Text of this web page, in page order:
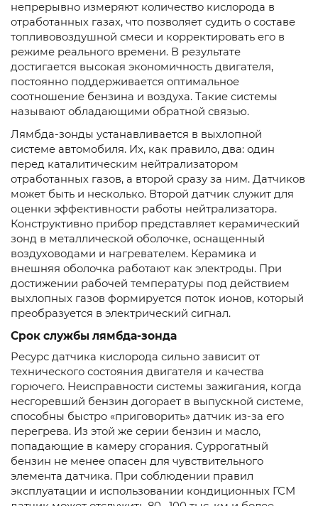
непрерывно измеряют количество кислорода в
отработанных газах, что позволяет судить о составе
топливовоздушной смеси и корректировать его в
режиме реального времени. В результате
достигается высокая экономичность двигателя,
постоянно поддерживается оптимальное
соотношение бензина и воздуха. Такие системы
называют обладающими обратной связью.
Лямбда-зонды устанавливается в выхлопной
системе автомобиля. Их, как правило, два: один
перед каталитическим нейтрализатором
отработанных газов, а второй сразу за ним. Датчиков
может быть и несколько. Второй датчик служит для
оценки эффективности работы нейтрализатора.
Конструктивно прибор представляет керамический
зонд в металлической оболочке, оснащенный
воздуховодами и нагревателем. Керамика и
внешняя оболочка работают как электроды. При
достижении рабочей температуры под действием
выхлопных газов формируется поток ионов, который
преобразуется в электрический сигнал.
Срок службы лямбда-зонда
Ресурс датчика кислорода сильно зависит от
технического состояния двигателя и качества
горючего. Неисправности системы зажигания, когда
несгоревший бензин догорает в выпускной системе,
способны быстро «приговорить» датчик из-за его
перегрева. Из этой же серии бензин и масло,
попадающие в камеру сгорания. Суррогатный
бензин не менее опасен для чувствительного
элемента датчика. При соблюдении правил
эксплуатации и использовании кондиционных ГСМ